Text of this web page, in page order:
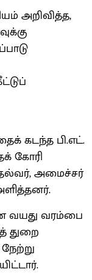
அறிவித்த,
கடந்த பி.எட்.
கோரி
அமைச்சர்
வயது வரம்பை
துறை